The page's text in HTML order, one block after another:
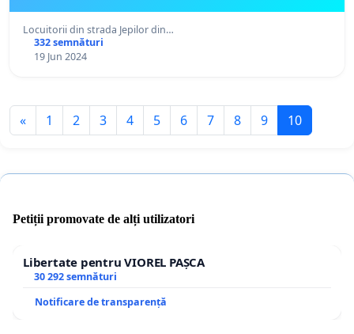
Locuitorii din strada Jepilor din…
332 semnături
19 Jun 2024
« 1 2 3 4 5 6 7 8 9 10
Petiții promovate de alți utilizatori
Libertate pentru VIOREL PAȘCA
30 292 semnături
Notificare de transparență